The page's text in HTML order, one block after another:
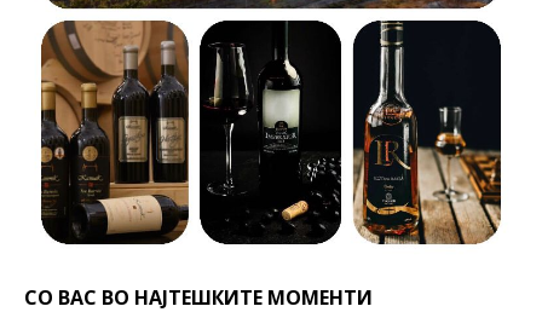
СО ВАС ВО НАЈТЕШКИТЕ МОМЕНТИ